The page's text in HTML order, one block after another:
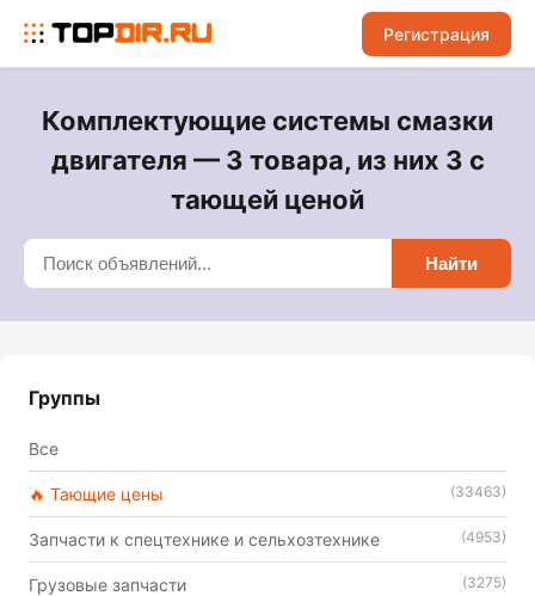
Регистрация
Комплектующие системы смазки
двигателя — 3 товара, из них 3 с
тающей ценой
Найти
Группы
Все
🔥 Тающие цены (33463)
Запчасти к спецтехнике и сельхозтехнике (4953)
Грузовые запчасти (3275)